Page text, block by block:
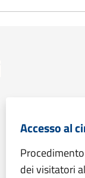
Accesso al
dei visitatori